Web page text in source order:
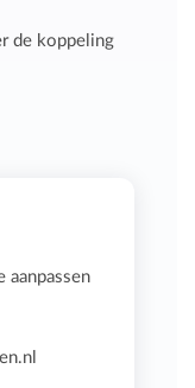
de koppeling
aanpassen